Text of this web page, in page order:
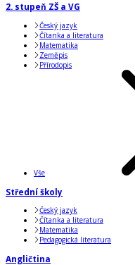
2. stupeň ZŠ a VG
Český jazyk
Čítanka a literatura
Matematika
Zeměpis
Přírodopis
Vše
Střední školy
Český jazyk
Čítanka a literatura
Matematika
Pedagogická literatura
Angličtina